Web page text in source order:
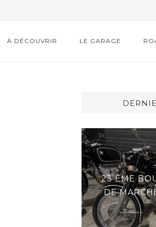
À DÉCOUVRIR LE GARAGE
23 ÈME
DE